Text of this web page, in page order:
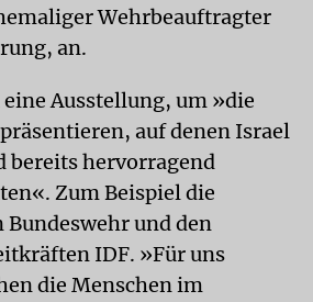
Wehrbeauftragter
an.
Ausstellung, um »die
auf denen Israel
bereits hervorragend
Zum Beispiel die
und den
IDF. »Für uns
die Menschen im